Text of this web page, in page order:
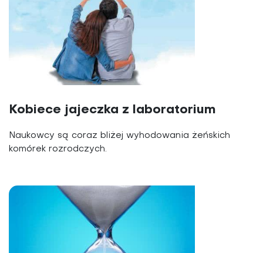
Kobiece jajeczka z laboratorium
Naukowcy są coraz bliżej wyhodowania żeńskich
komórek rozrodczych.